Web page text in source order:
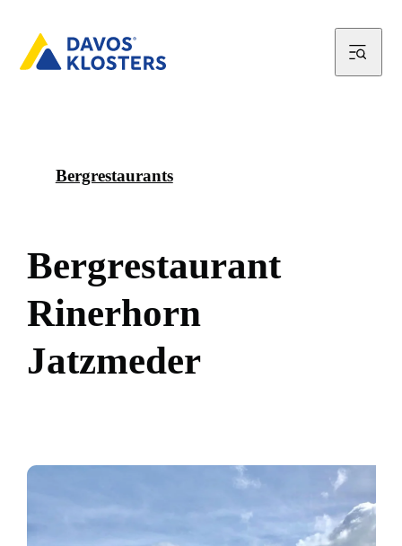
Bergrestaurants
Bergrestaurant
Rinerhorn
Jatzmeder